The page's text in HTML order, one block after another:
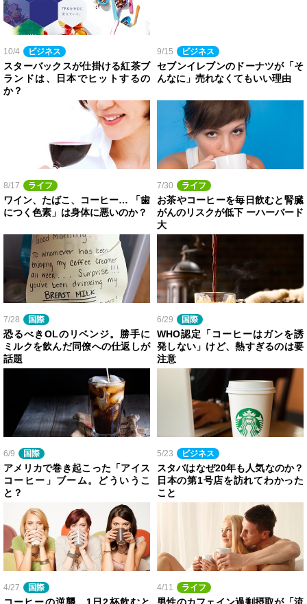
10/4 ビジネス
スターバックスが仕掛ける紅茶ブ
ランドは、日本でヒットするの
か？
9/15 ビジネス
セブンイレブンのドーナツが「そ
んなに」売れなくてもいい理由
8/17 ライフ
ワイン、たばこ、コーヒー… 「歯
につく色素」は身体に悪いのか？
7/30 ライフ
お茶やコーヒーを毎日飲むと腎臓
がんのリスクが低下 ーハーバード
大
7/28 国際
恐るべきOLのリベンジ。勝手に
ミルクを飲んだ同僚への仕返しが
話題
6/29 国際
WHO認定「コーヒーはガンを誘
発しない」けど、熱すぎるのは要
注意
6/9 国際
アメリカで巻き起こった「アイス
コーヒー」ブーム。どういうこ
と？
5/23 ビジネス
スタバはなぜ20年も人気なのか？
日本の第1号店を訪れてわかった
こと
4/27 国際 4/11 ライフ